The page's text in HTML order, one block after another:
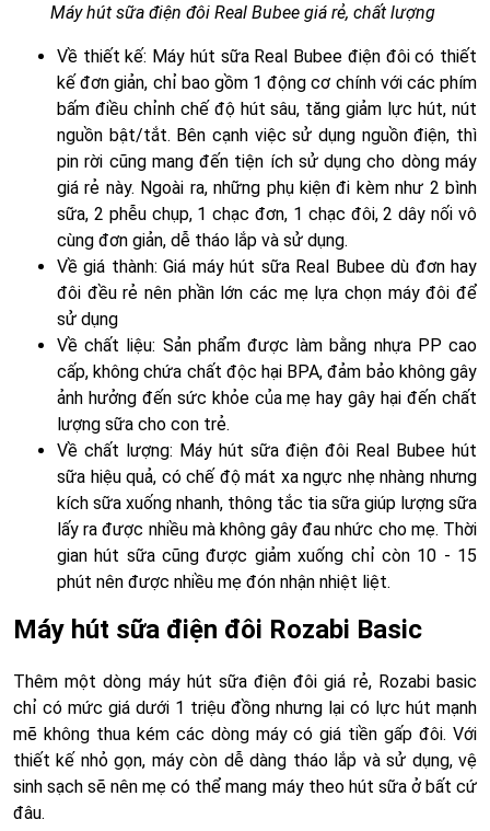
Máy hút sữa điện đôi Real Bubee giá rẻ, chất lượng
Về thiết kế: Máy hút sữa Real Bubee điện đôi có thiết
kế đơn giản, chỉ bao gồm 1 động cơ chính với các phím
bấm điều chỉnh chế độ hút sâu, tăng giảm lực hút, nút
nguồn bật/tắt. Bên cạnh việc sử dụng nguồn điện, thì
pin rời cũng mang đến tiện ích sử dụng cho dòng máy
giá rẻ này. Ngoài ra, những phụ kiện đi kèm như 2 bình
sữa, 2 phễu chụp, 1 chạc đơn, 1 chạc đôi, 2 dây nối vô
cùng đơn giản, dễ tháo lắp và sử dụng.
Về giá thành: Giá máy hút sữa Real Bubee dù đơn hay
đôi đều rẻ nên phần lớn các mẹ lựa chọn máy đôi để
sử dụng
Về chất liệu: Sản phẩm được làm bằng nhựa PP cao
cấp, không chứa chất độc hại BPA, đảm bảo không gây
ảnh hưởng đến sức khỏe của mẹ hay gây hại đến chất
lượng sữa cho con trẻ.
Về chất lượng: Máy hút sữa điện đôi Real Bubee hút
sữa hiệu quả, có chế độ mát xa ngực nhẹ nhàng nhưng
kích sữa xuống nhanh, thông tắc tia sữa giúp lượng sữa
lấy ra được nhiều mà không gây đau nhức cho mẹ. Thời
gian hút sữa cũng được giảm xuống chỉ còn 10 - 15
phút nên được nhiều mẹ đón nhận nhiệt liệt.
Máy hút sữa điện đôi Rozabi Basic
Thêm một dòng máy hút sữa điện đôi giá rẻ, Rozabi basic
chỉ có mức giá dưới 1 triệu đồng nhưng lại có lực hút mạnh
mẽ không thua kém các dòng máy có giá tiền gấp đôi. Với
thiết kế nhỏ gọn, máy còn dễ dàng tháo lắp và sử dụng, vệ
sinh sạch sẽ nên mẹ có thể mang máy theo hút sữa ở bất cứ
đâu.